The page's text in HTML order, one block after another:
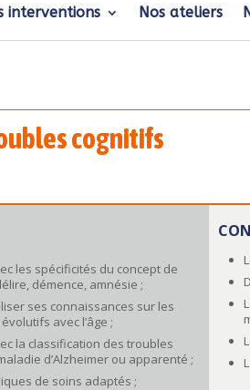
interventions Nos ateliers
cognitifs
les spécificités du concept de
démence, amnésie ;
ses connaissances sur les
avec l’âge ;
la classification des troubles
d’Alzheimer ou apparenté ;
de soins adaptés ;